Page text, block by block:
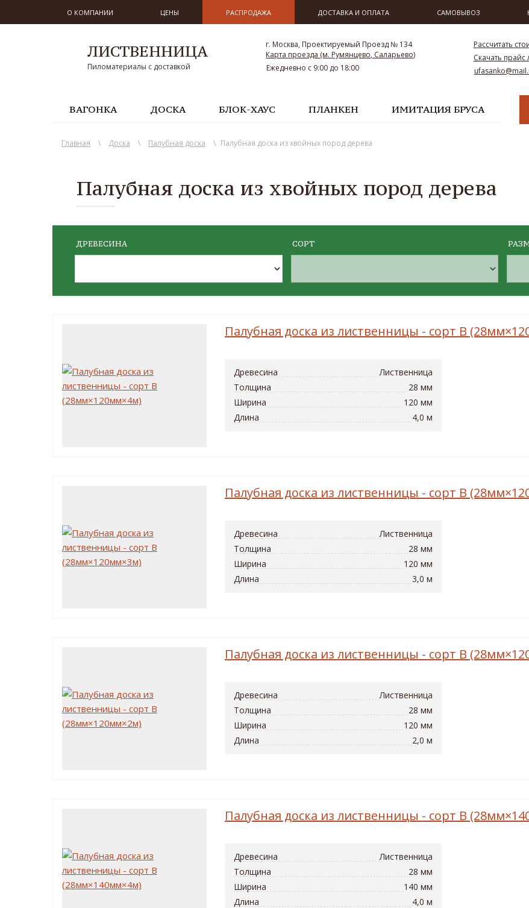
О КОМПАНИИ ЦЕНЫ РАСПРОДАЖА ДОСТАВКА И ОПЛАТА САМОВЫВОЗ
ЛИСТВЕННИЦА
Пиломатериалы с доставкой
г. Москва, Проектируемый Проезд № 134
Карта проезда (м. Румянцево, Саларьево)
Ежедневно с 9:00 до 18:00
Рассчитать
Скачать прайс
ВАГОНКА ДОСКА БЛОК-ХАУС ПЛАНКЕН ИМИТАЦИЯ БРУСА
Главная \ Доска \ Палубная доска \ Палубная доска из хвойных пород дерева
Палубная доска из хвойных пород дерева
ДРЕВЕСИНА СОРТ
Палубная доска из лиственницы - сорт B
Древесина
Лиственница
Толщина
28 мм
Ширина
120 мм
Длина
4,0 м
Палубная доска из лиственницы - сорт B
Древесина
Лиственница
Толщина
28 мм
Ширина
120 мм
Длина
3,0 м
Палубная доска из лиственницы - сорт B
Древесина
Лиственница
Толщина
28 мм
Ширина
120 мм
Длина
2,0 м
Палубная доска из лиственницы - сорт B
Древесина
Лиственница
Толщина
28 мм
Ширина
140 мм
Длина
4,0 м